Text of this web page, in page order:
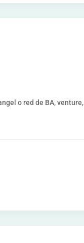
o red de BA, venture,